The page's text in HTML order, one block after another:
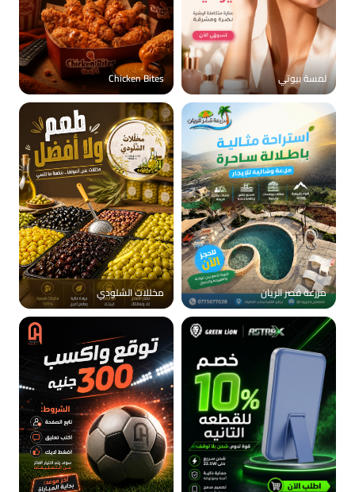
لمسة بيوتي Chicken Bites
مزرعة قصر الريان مخللات الشلودي